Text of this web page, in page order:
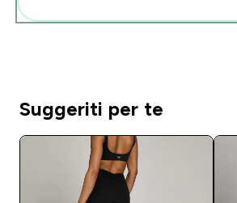
Suggeriti per te